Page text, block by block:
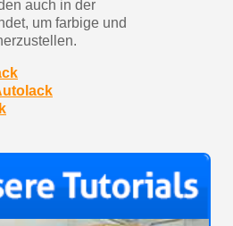
auch in der
um farbige und